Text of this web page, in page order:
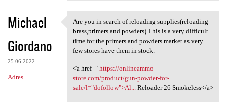
Michael
Giordano
25.06.2022
Adres
Are you in search of
Are you in search of reloading supplies(reloading
brass,primers and powders).This is a very difficult
time for the primers and powders market as very
few stores have them in stock.
<a href=" https://onlineammo-
store.com/product/gun-powder-for-
sale/l="dofollow">Al...
Reloader 26 Smokeless</a>